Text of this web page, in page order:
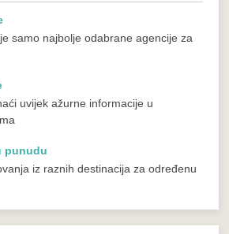
samo najbolje odabrane agencije za
uvijek ažurne informacije u
punudu
iz raznih destinacija za određenu